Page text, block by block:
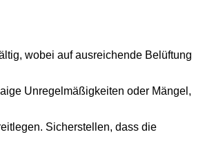
wobei auf ausreichende Belüftung
Unregelmäßigkeiten oder Mängel,
Sicherstellen, dass die